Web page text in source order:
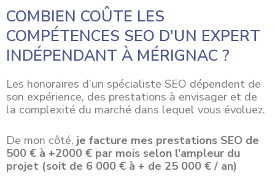
COMBIEN COÛTE LES
COMPÉTENCES SEO D'UN EXPERT
INDÉPENDANT À MÉRIGNAC ?
Les honoraires d’un spécialiste SEO dépendent de
son expérience, des prestations à envisager et de
la complexité du marché dans lequel vous évoluez.
De mon côté, je facture mes prestations SEO de
500 € à +2000 € par mois selon l’ampleur du
projet (soit de 6 000 € à + de 25 000 € / an)